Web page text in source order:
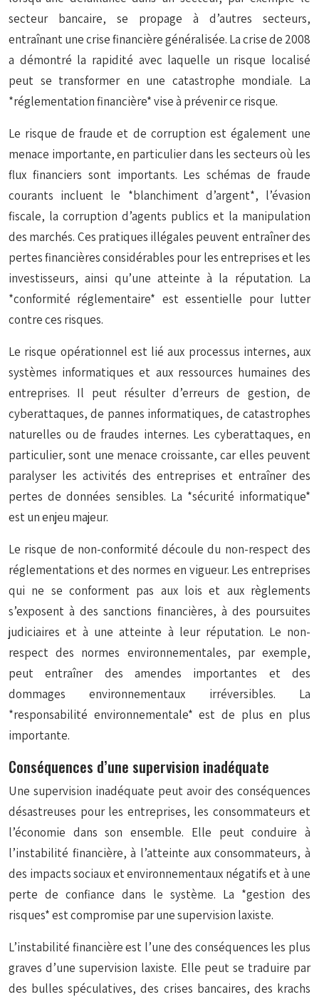
secteur bancaire, se propage à d’autres secteurs,
entraînant une crise financière généralisée. La crise de 2008
a démontré la rapidité avec laquelle un risque localisé
peut se transformer en une catastrophe mondiale. La
*réglementation financière* vise à prévenir ce risque.
Le risque de fraude et de corruption est également une
menace importante, en particulier dans les secteurs où les
flux financiers sont importants. Les schémas de fraude
courants incluent le *blanchiment d’argent*, l’évasion
fiscale, la corruption d’agents publics et la manipulation
des marchés. Ces pratiques illégales peuvent entraîner des
pertes financières considérables pour les entreprises et les
investisseurs, ainsi qu’une atteinte à la réputation. La
*conformité réglementaire* est essentielle pour lutter
contre ces risques.
Le risque opérationnel est lié aux processus internes, aux
systèmes informatiques et aux ressources humaines des
entreprises. Il peut résulter d’erreurs de gestion, de
cyberattaques, de pannes informatiques, de catastrophes
naturelles ou de fraudes internes. Les cyberattaques, en
particulier, sont une menace croissante, car elles peuvent
paralyser les activités des entreprises et entraîner des
pertes de données sensibles. La *sécurité informatique*
est un enjeu majeur.
Le risque de non-conformité découle du non-respect des
réglementations et des normes en vigueur. Les entreprises
qui ne se conforment pas aux lois et aux règlements
s’exposent à des sanctions financières, à des poursuites
judiciaires et à une atteinte à leur réputation. Le non-
respect des normes environnementales, par exemple,
peut entraîner des amendes importantes et des
dommages environnementaux irréversibles. La
*responsabilité environnementale* est de plus en plus
importante.
Conséquences d’une supervision inadéquate
Une supervision inadéquate peut avoir des conséquences
désastreuses pour les entreprises, les consommateurs et
l’économie dans son ensemble. Elle peut conduire à
l’instabilité financière, à l’atteinte aux consommateurs, à
des impacts sociaux et environnementaux négatifs et à une
perte de confiance dans le système. La *gestion des
risques* est compromise par une supervision laxiste.
L’instabilité financière est l’une des conséquences les plus
graves d’une supervision laxiste. Elle peut se traduire par
des bulles spéculatives, des crises bancaires, des krachs